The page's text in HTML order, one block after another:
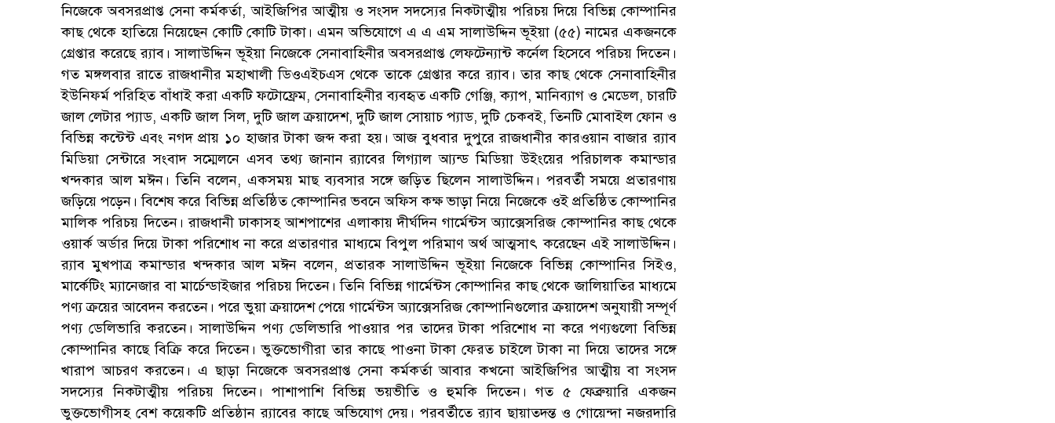
নিজেকে অবসরপ্রাপ্ত সেনা কর্মকর্তা, আইজিপির আত্মীয় ও সংসদ সদস্যের নিকটাত্মীয় পরিচয় দিয়ে বিভিন্ন কোম্পানির
কাছ থেকে হাতিয়ে নিয়েছেন কোটি কোটি টাকা। এমন অভিযোগে এ এ এম সালাউদ্দিন ভূইয়া (৫৫) নামের একজনকে
গ্রেপ্তার করেছে র‌্যাব। সালাউদ্দিন ভূইয়া নিজেকে সেনাবাহিনীর অবসরপ্রাপ্ত লেফটেন্যান্ট কর্নেল হিসেবে পরিচয় দিতেন।
গত মঙ্গলবার রাতে রাজধানীর মহাখালী ডিওএইচএস থেকে তাকে গ্রেপ্তার করে র‌্যাব। তার কাছ থেকে সেনাবাহিনীর
ইউনিফর্ম পরিহিত বাঁধাই করা একটি ফটোফ্রেম, সেনাবাহিনীর ব্যবহৃত একটি গেঞ্জি, ক্যাপ, মানিব্যাগ ও মেডেল, চারটি
জাল লেটার প্যাড, একটি জাল সিল, দুটি জাল ক্রয়াদেশ, দুটি জাল সোয়াচ প্যাড, দুটি চেকবই, তিনটি মোবাইল ফোন ও
বিভিন্ন কন্টেন্ট এবং নগদ প্রায় ১০ হাজার টাকা জব্দ করা হয়। আজ বুধবার দুপুরে রাজধানীর কারওয়ান বাজার র‌্যাব
মিডিয়া সেন্টারে সংবাদ সম্মেলনে এসব তথ্য জানান র‌্যাবের লিগ্যাল আ্যন্ড মিডিয়া উইংয়ের পরিচালক কমান্ডার
খন্দকার আল মঈন। তিনি বলেন, একসময় মাছ ব্যবসার সঙ্গে জড়িত ছিলেন সালাউদ্দিন। পরবর্তী সময়ে প্রতারণায়
জড়িয়ে পড়েন। বিশেষ করে বিভিন্ন প্রতিষ্ঠিত কোম্পানির ভবনে অফিস কক্ষ ভাড়া নিয়ে নিজেকে ওই প্রতিষ্ঠিত কোম্পানির
মালিক পরিচয় দিতেন। রাজধানী ঢাকাসহ আশপাশের এলাকায় দীর্ঘদিন গার্মেন্টস অ্যাক্সেসরিজ কোম্পানির কাছ থেকে
ওয়ার্ক অর্ডার দিয়ে টাকা পরিশোধ না করে প্রতারণার মাধ্যমে বিপুল পরিমাণ অর্থ আত্মসাৎ করেছেন এই সালাউদ্দিন।
র‌্যাব মুখপাত্র কমান্ডার খন্দকার আল মঈন বলেন, প্রতারক সালাউদ্দিন ভূইয়া নিজেকে বিভিন্ন কোম্পানির সিইও,
মার্কেটিং ম্যানেজার বা মার্চেন্ডাইজার পরিচয় দিতেন। তিনি বিভিন্ন গার্মেন্টস কোম্পানির কাছ থেকে জালিয়াতির মাধ্যমে
পণ্য ক্রয়ের আবেদন করতেন। পরে ভুয়া ক্রয়াদেশ পেয়ে গার্মেন্টস অ্যাক্সেসরিজ কোম্পানিগুলোর ক্রয়াদেশ অনুযায়ী সম্পূর্ণ
পণ্য ডেলিভারি করতেন। সালাউদ্দিন পণ্য ডেলিভারি পাওয়ার পর তাদের টাকা পরিশোধ না করে পণ্যগুলো বিভিন্ন
কোম্পানির কাছে বিক্রি করে দিতেন। ভুক্তভোগীরা তার কাছে পাওনা টাকা ফেরত চাইলে টাকা না দিয়ে তাদের সঙ্গে
খারাপ আচরণ করতেন। এ ছাড়া নিজেকে অবসরপ্রাপ্ত সেনা কর্মকর্তা আবার কখনো আইজিপির আত্মীয় বা সংসদ
সদস্যের নিকটাত্মীয় পরিচয় দিতেন। পাশাপাশি বিভিন্ন ভয়ভীতি ও হুমকি দিতেন। গত ৫ ফেব্রুয়ারি একজন
ভুক্তভোগীসহ বেশ কয়েকটি প্রতিষ্ঠান র‌্যাবের কাছে অভিযোগ দেয়। পরবর্তীতে র‌্যাব ছায়াতদন্ত ও গোয়েন্দা নজরদারি